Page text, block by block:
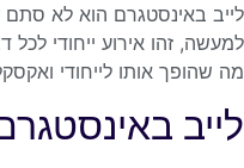
לייב באינסטגרם הוא לא
למעשה, זהו אירוע ייחודי
מה שהופך אותו לייחודי
לייב